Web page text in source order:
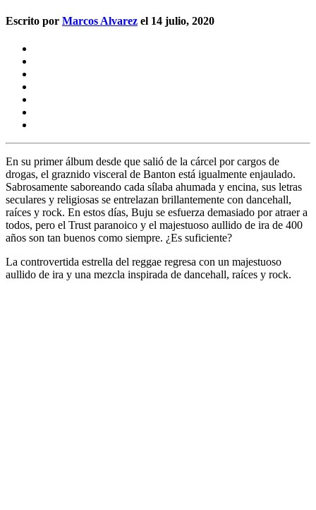
Escrito por Marcos Alvarez el 14 julio, 2020
En su primer álbum desde que salió de la cárcel por cargos de
drogas, el graznido visceral de Banton está igualmente enjaulado.
Sabrosamente saboreando cada sílaba ahumada y encina, sus letras
seculares y religiosas se entrelazan brillantemente con dancehall,
raíces y rock. En estos días, Buju se esfuerza demasiado por atraer a
todos, pero el Trust paranoico y el majestuoso aullido de ira de 400
años son tan buenos como siempre. ¿Es suficiente?
La controvertida estrella del reggae regresa con un majestuoso
aullido de ira y una mezcla inspirada de dancehall, raíces y rock.